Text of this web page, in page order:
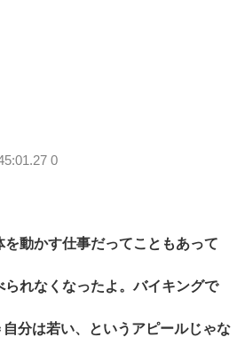
0
を動かす仕事だってこともあって
れなくなったよ。バイキングで
分は若い、というアピールじゃな